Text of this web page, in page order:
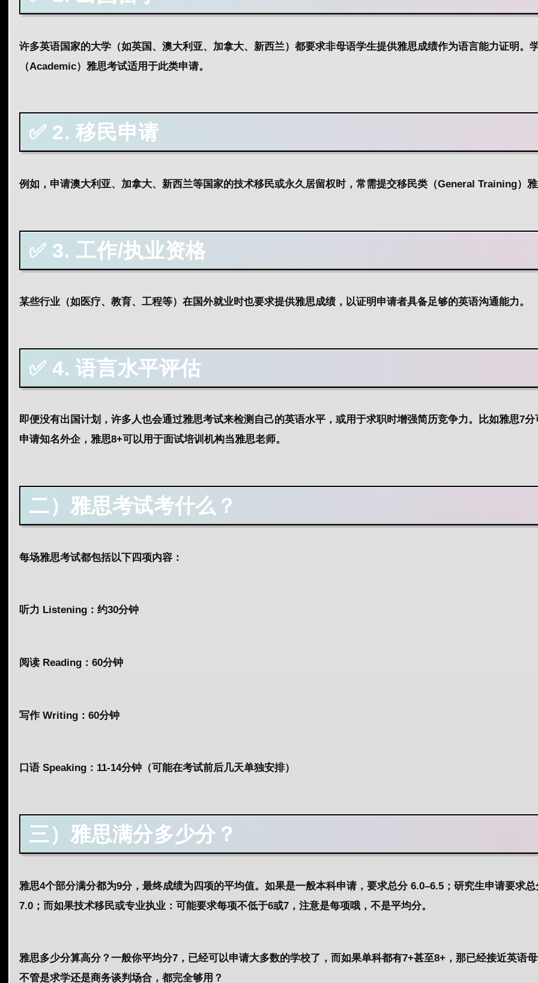
许多英语国家的大学（如英国、澳大利亚、加拿大、新西兰）都要求非母语学生提供雅思成绩作为语言能力证明。
（Academic）雅思考试适用于此类申请。
✅ 2. 移民申请
例如，申请澳大利亚、加拿大、新西兰等国家的技术移民或永久居留权时，常需提交移民类（General Training）
✅ 3. 工作/执业资格
某些行业（如医疗、教育、工程等）在国外就业时也要求提供雅思成绩，以证明申请者具备足够的英语沟通能力。
✅ 4. 语言水平评估
即便没有出国计划，许多人也会通过雅思考试来检测自己的英语水平，或用于求职时增强简历竞争力。
比如雅思7
申请知名外企，雅思8+可以用于面试培训机构当雅思老师。
二）雅思考试考什么？
每场雅思考试都包括以下四项内容：
听力 Listening ：约30分钟
阅读 Reading ：60分钟
写作 Writing ：60分钟
口语 Speaking ：11-14分钟（可能在考试前后几天单独安排）
三）雅思满分多少分？
雅思4个部分满分都为9分 ，最终成绩为四项的平均值。 如果是一般本科申请 ， 要求总分 6.0–6.5 ； 研究生申请要求
7.0 ； 而如果技术移民或专业执业 ：可能要求每项不低于6或7 ， 注意是每项哦，不是平均分。
雅思多少分算高分？一般你平均分7，已经可以申请大多数的学校了，而如果单科都有7+甚至8+，那已经接近英语
不管是求学还是商务谈判场合，都完全够用？